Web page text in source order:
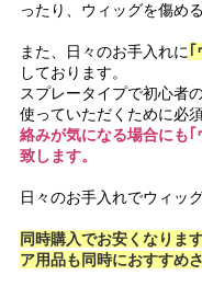
ったり、ウィッグを傷め
また、日々のお手入れに｢
しております。
スプレータイプで初心者
使っていただくために必
絡みが気になる場合にも
致します。
日々のお手入れでウィッ
同時購入でお安くなりま
ア用品も同時におすすめ